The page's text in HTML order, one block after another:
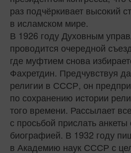
раз подчёркивает высокий
в исламском мире.
В 1926 году Духовным
проводится очередной
где муфтием снова
Фахретдин. Предчувствуя
религии в СССР, он
по сохранению истории
того времени. Рассылает
с просьбой прислать анкеты
биографией. В 1932 году
в Академию наук СССР с